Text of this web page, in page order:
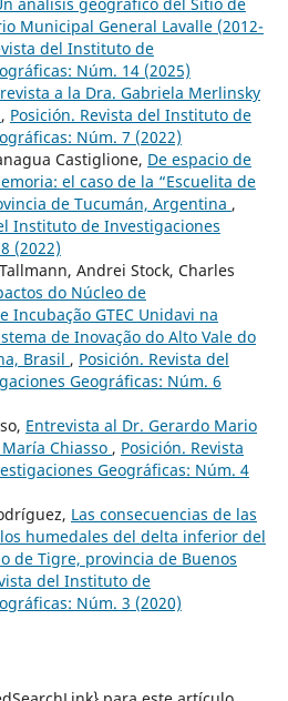
Municipal General Lavalle (2012-
del Instituto de
Núm. 14 (2025)
a la Dra. Gabriela Merlinsky
, Posición. Revista del Instituto de
Núm. 7 (2022)
Castiglione, De espacio de
el caso de la “Escuelita de
de Tucumán, Argentina ,
Instituto de Investigaciones
(2022)
Andrei Stock, Charles
do Núcleo de
Incubação GTEC Unidavi na
de Inovação do Alto Vale do
Brasil , Posición. Revista del
Geográficas: Núm. 6
Entrevista al Dr. Gerardo Mario
Chiasso , Posición. Revista
Geográficas: Núm. 4
Las consecuencias de las
humedales del delta inferior del
de Tigre, provincia de Buenos
del Instituto de
Núm. 3 (2020)